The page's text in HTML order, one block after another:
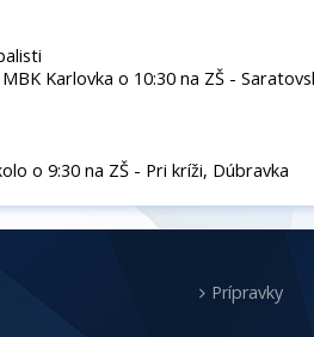
MBK Karlovka o 10:30 na ZŠ -
o 9:30 na ZŠ - Pri kríži, Dúbravka
Prípravky